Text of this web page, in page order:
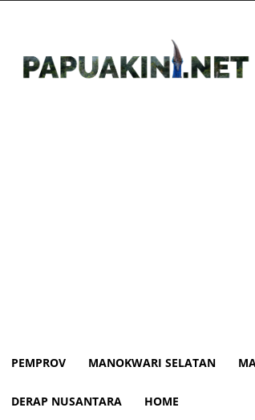
PEMPROV MANOKWARI SELATAN
DERAP NUSANTARA HOME